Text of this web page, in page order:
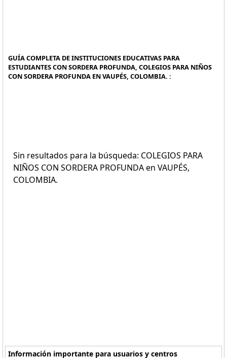
GUÍA COMPLETA DE INSTITUCIONES EDUCATIVAS PARA
ESTUDIANTES CON SORDERA PROFUNDA, COLEGIOS PARA NIÑOS
CON SORDERA PROFUNDA EN VAUPÉS, COLOMBIA. :
Sin resultados para la búsqueda: COLEGIOS PARA
NIÑOS CON SORDERA PROFUNDA en VAUPÉS,
COLOMBIA.
Información importante para usuarios y centros